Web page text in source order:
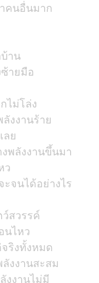
คนอื่นมาก
าน
ายมือ
ไม่โล่ง
งงานร้าย
ลย
พลังงานขึ้นมา
ว
ะจนได้อย่างไร
สวรรค์
นไหว
ริงทั้งหมด
งงานสะสม
งงานไม่มี